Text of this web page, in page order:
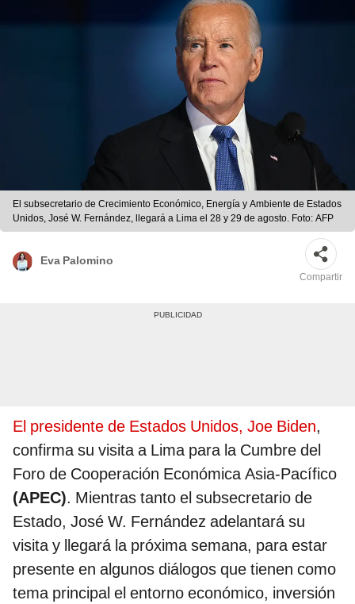
El subsecretario de Crecimiento Económico, Energía y Ambiente de Estados
Unidos, José W. Fernández, llegará a Lima el 28 y 29 de agosto. Foto: AFP
Eva Palomino
Compartir
El presidente de Estados Unidos, Joe Biden,
confirma su visita a Lima para la Cumbre del
Foro de Cooperación Económica Asia-Pacífico
(APEC). Mientras tanto el subsecretario de
Estado, José W. Fernández adelantará su
visita y llegará la próxima semana, para estar
presente en algunos diálogos que tienen como
tema principal el entorno económico, inversión